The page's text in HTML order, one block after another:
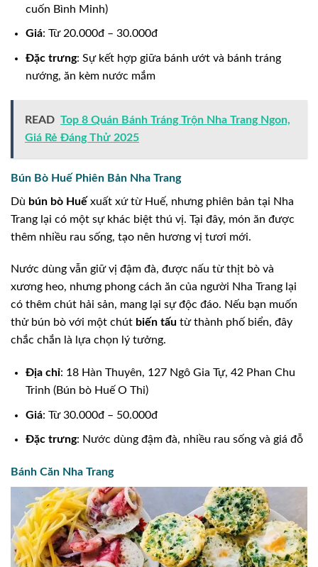
cuốn Bình Minh)
Giá: Từ 20.000đ – 30.000đ
Đặc trưng: Sự kết hợp giữa bánh ướt và bánh tráng
nướng, ăn kèm nước mắm
READ Top 8 Quán Bánh Tráng Trộn Nha Trang Ngon,
Giá Rẻ Đáng Thử 2025
Bún Bò Huế Phiên Bản Nha Trang
Dù bún bò Huế xuất xứ từ Huế, nhưng phiên bản tại Nha
Trang lại có một sự khác biệt thú vị. Tại đây, món ăn được
thêm nhiều rau sống, tạo nên hương vị tươi mới.
Nước dùng vẫn giữ vị đậm đà, được nấu từ thịt bò và
xương heo, nhưng phong cách ăn của người Nha Trang lại
có thêm chút hải sản, mang lại sự độc đáo. Nếu bạn muốn
thử bún bò với một chút biến tấu từ thành phố biển, đây
chắc chắn là lựa chọn lý tưởng.
Địa chỉ: 18 Hàn Thuyên, 127 Ngô Gia Tự, 42 Phan Chu
Trinh (Bún bò Huế O Thi)
Giá: Từ 30.000đ – 50.000đ
Đặc trưng: Nước dùng đậm đà, nhiều rau sống và giá đỗ
Bánh Căn Nha Trang